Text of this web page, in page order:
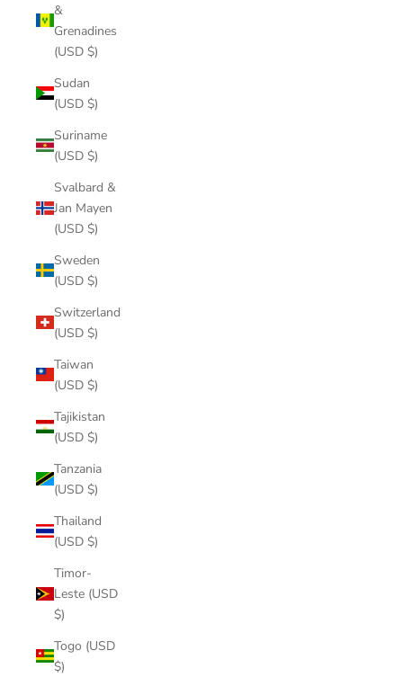
&
Grenadines
(USD $)
Sudan
(USD $)
Suriname
(USD $)
Svalbard &
Jan Mayen
(USD $)
Sweden
(USD $)
Switzerland
(USD $)
Taiwan
(USD $)
Tajikistan
(USD $)
Tanzania
(USD $)
Thailand
(USD $)
Timor-
Leste (USD
$)
Togo (USD
$)